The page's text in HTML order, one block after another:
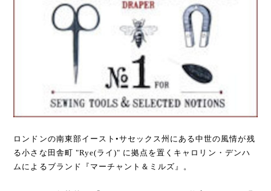
ロンドンの南東部イースト•サセックス州にある中世の風情が残
る小さな田舎町 "Rye(ライ)" に拠点を置くキャロリン・デンハ
ムによるブランド『マーチャント＆ミルズ』。